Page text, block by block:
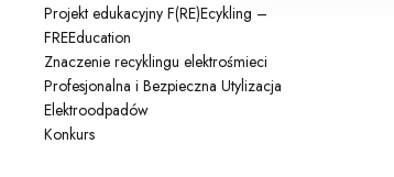
Projekt edukacyjny F(RE)Ecykling –
FREEducation
Znaczenie recyklingu elektrośmieci
Profesjonalna i Bezpieczna Utylizacja
Elektroodpadów
Konkurs